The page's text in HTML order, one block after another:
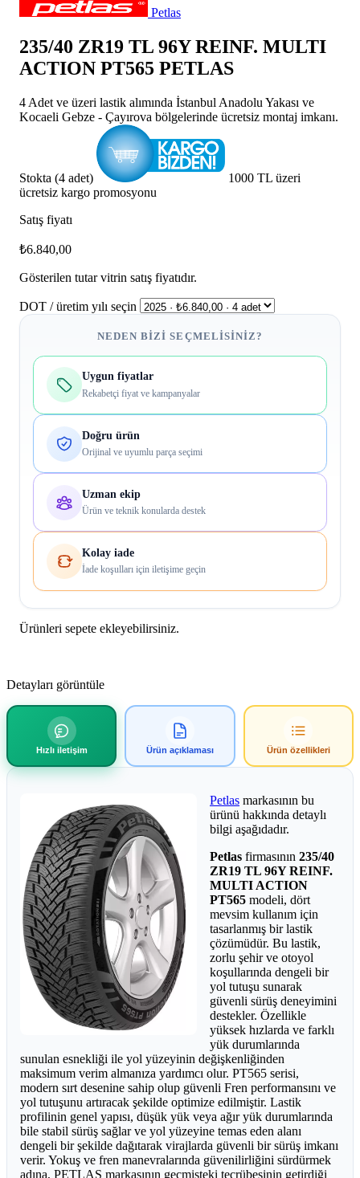
Petlas
235/40 ZR19 TL 96Y REINF. MULTI
ACTION PT565 PETLAS
4 Adet ve üzeri lastik alımında İstanbul Anadolu Yakası ve
Kocaeli Gebze - Çayırova bölgelerinde ücretsiz montaj imkanı.
Stokta (4 adet)
1000 TL üzeri
ücretsiz kargo promosyonu
Satış fiyatı
₺6.840,00
Gösterilen tutar vitrin satış fiyatıdır.
DOT / üretim yılı seçin
NEDEN BIZI SEÇMELISINIZ?
Uygun fiyatlar
Rekabetçi fiyat ve kampanyalar
Doğru ürün
Orijinal ve uyumlu parça seçimi
Uzman ekip
Ürün ve teknik konularda destek
Kolay iade
İade koşulları için iletişime geçin
Ürünleri sepete ekleyebilirsiniz.
Detayları görüntüle
Hızlı iletişim Ürün açıklaması Ürün özellikleri
Petlas markasının bu
ürünü hakkında detaylı
bilgi aşağıdadır.
Petlas firmasının 235/40
ZR19 TL 96Y REINF.
MULTI ACTION
PT565 modeli, dört
mevsim kullanım için
tasarlanmış bir lastik
çözümüdür. Bu lastik,
zorlu şehir ve otoyol
koşullarında dengeli bir
yol tutuşu sunarak
güvenli sürüş deneyimini
destekler. Özellikle
yüksek hızlarda ve farklı
yük durumlarında
sunulan esnekliği ile yol yüzeyinin değişkenliğinden
maksimum verim almanıza yardımcı olur. PT565 serisi,
modern sırt desenine sahip olup güvenli Fren performansını ve
yol tutuşunu artıracak şekilde optimize edilmiştir. Lastik
profilinin genel yapısı, düşük yük veya ağır yük durumlarında
bile stabil sürüş sağlar ve yol yüzeyine temas eden alanı
dengeli bir şekilde dağıtarak virajlarda güvenli bir sürüş imkanı
verir. Yokuş ve fren manevralarında güvenilirliğini sürdürmek
adına, PETLAS markasının geçmişteki tecrübesinin getirdiği